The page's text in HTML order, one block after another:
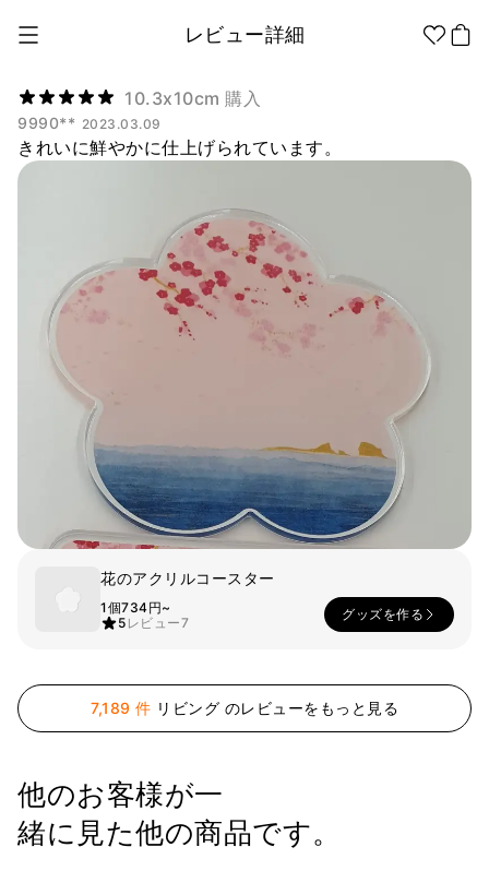
10.3x10cm 購入
9990** 2023.03.09
きれいに鮮やかに仕上げられています。
花のアクリルコースター
1個734円~
5 レビュー7
グッズを作る
7,189 件 リビング のレビューをもっと見る
他のお客様が一
緒に見た他の商品です。
レビュー詳細
1個から制作
販促品/
ファッション小物
ファングッズ
ステッカー
文具/オフィス
リビング
ファブリック
会員登録
アパレル カテゴリー
全商品 Tシャツ
スウェッ
トシャツ
フードパ
ーカー
ジップア
パンツ
法被/ロー
ブ